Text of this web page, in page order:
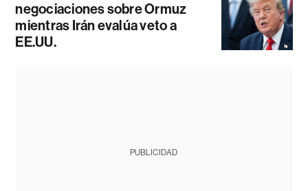
negociaciones sobre Ormuz
mientras Irán evalúa veto a
EE.UU.
PUBLICIDAD